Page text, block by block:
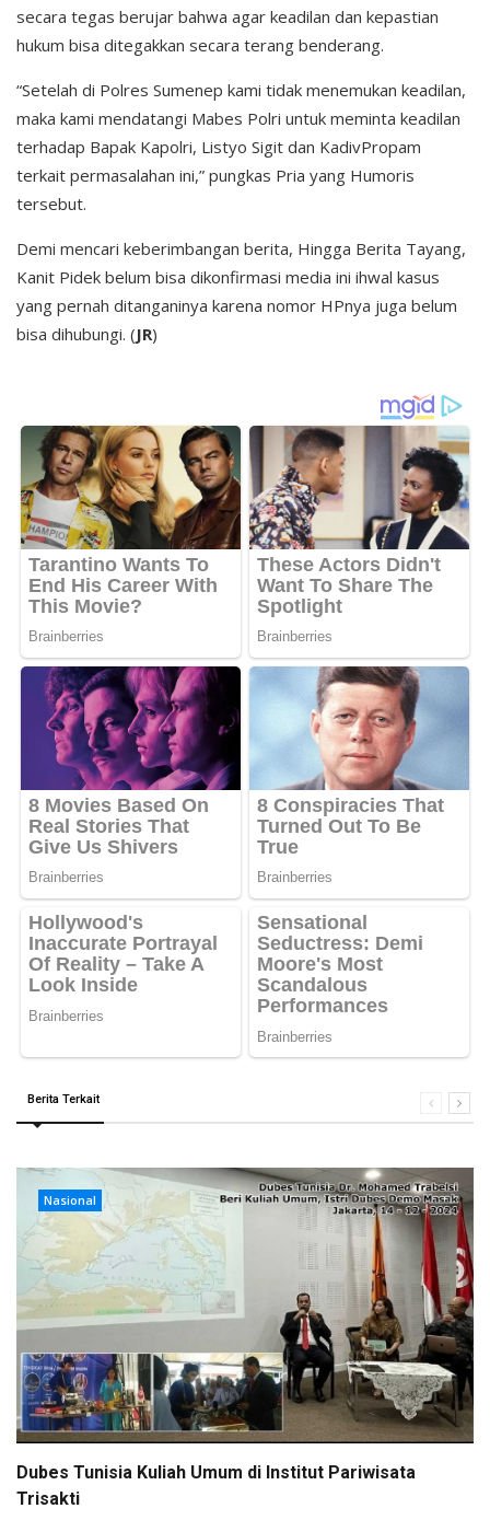
secara tegas berujar bahwa agar keadilan dan kepastian
hukum bisa ditegakkan secara terang benderang.
“Setelah di Polres Sumenep kami tidak menemukan keadilan,
maka kami mendatangi Mabes Polri untuk meminta keadilan
terhadap Bapak Kapolri, Listyo Sigit dan KadivPropam
terkait permasalahan ini,” pungkas Pria yang Humoris
tersebut.
Demi mencari keberimbangan berita, Hingga Berita Tayang,
Kanit Pidek belum bisa dikonfirmasi media ini ihwal kasus
yang pernah ditanganinya karena nomor HPnya juga belum
bisa dihubungi. (JR)
Berita Terkait
Nasional
Dubes Tunisia Kuliah Umum di Institut Pariwisata
Trisakti